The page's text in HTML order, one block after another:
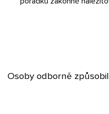
Osoby odborně